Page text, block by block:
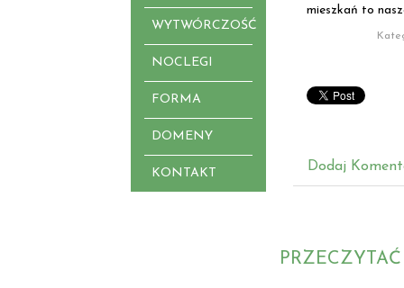
WYTWÓRCZOŚĆ
NOCLEGI
FORMA
DOMENY
KONTAKT
mieszkań to
Dodaj